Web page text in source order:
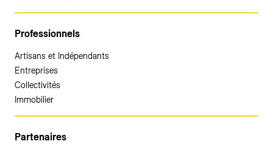
Professionnels
Artisans et Indépendants
Entreprises
Collectivités
Immobilier
Partenaires